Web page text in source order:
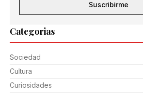
Categorias
Sociedad
Cultura
Curiosidades
Suscribirme